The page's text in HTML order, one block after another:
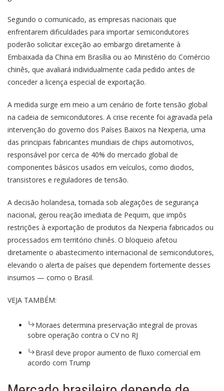
Segundo o comunicado, as empresas nacionais que
enfrentarem dificuldades para importar semicondutores
poderão solicitar exceção ao embargo diretamente à
Embaixada da China em Brasília ou ao Ministério do Comércio
chinês, que avaliará individualmente cada pedido antes de
conceder a licença especial de exportação.
A medida surge em meio a um cenário de forte tensão global
na cadeia de semicondutores. A crise recente foi agravada pela
intervenção do governo dos Países Baixos na Nexperia, uma
das principais fabricantes mundiais de chips automotivos,
responsável por cerca de 40% do mercado global de
componentes básicos usados em veículos, como diodos,
transistores e reguladores de tensão.
A decisão holandesa, tomada sob alegações de segurança
nacional, gerou reação imediata de Pequim, que impôs
restrições à exportação de produtos da Nexperia fabricados ou
processados em território chinês. O bloqueio afetou
diretamente o abastecimento internacional de semicondutores,
elevando o alerta de países que dependem fortemente desses
insumos — como o Brasil.
VEJA TAMBÉM:
Moraes determina preservação integral de provas
sobre operação contra o CV no RJ
Brasil deve propor aumento de fluxo comercial em
acordo com Trump